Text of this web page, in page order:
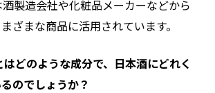
酒製造会社や化粧品メーカーなどから
ざまな商品に活用されています。
どのような成分で、日本酒にどれく
のでしょうか？